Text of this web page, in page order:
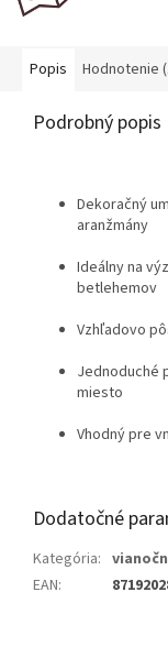
Popis Hodnotenie
Podrobný popis
Dekoračný
aranžmány
Ideálny na
betlehemov
Vzhľadovo
Jednoduché
miesto
Vhodný pre
Dodatočné
Kategória:
EAN: